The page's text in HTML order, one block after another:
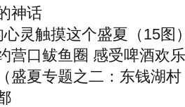
神话
灵触摸这个盛夏（15图
营口鲅鱼圈 感受啤酒欢
盛夏专题之二：东钱湖村